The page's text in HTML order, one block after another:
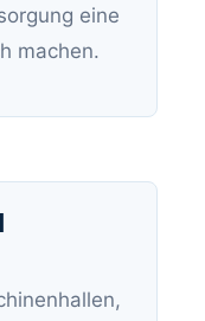
eine
machen.